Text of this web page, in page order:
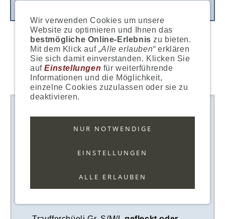
Christbaumanhänger - goldene
Traufferchueli
die Idee für den Weihnachtsbaum oder
Wir verwenden Cookies um unsere
Website zu optimieren und Ihnen das
bestmögliche Online-Erlebnis zu bieten.
Mit dem Klick auf „Alle erlauben“erklären
Sie sich damit einverstanden. Klicken Sie
aufEinstellungen für weiterführende
Informationen und die Möglichkeit,
einzelne Cookies zuzulassen oder sie zu
deaktivieren.
NUR NOTWENDIGE
EINSTELLUNGEN
ALLE ERLAUBEN